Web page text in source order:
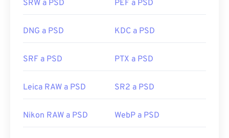
SRW a PSD PEF a PSD
DNG a PSD KDC a PSD
SRF a PSD PTX a PSD
Leica RAW a PSD SR2 a PSD
Nikon RAW a PSD WebP a PSD